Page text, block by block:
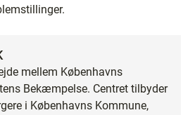
mellem Københavns
Bekæmpelse. Centret tilbyder
i Københavns Kommune,